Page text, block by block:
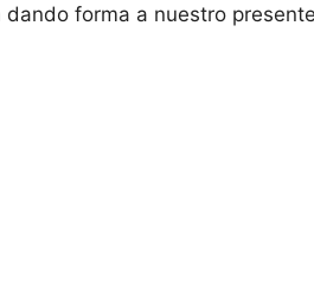
dando forma a nuestro